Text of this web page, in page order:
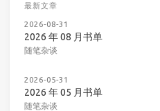
最新文章
2026-08-31
2026 年 08 月书单
随笔杂谈
2026-05-31
2026 年 05 月书单
随笔杂谈